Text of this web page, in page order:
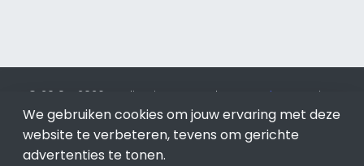
© 2019 - 2026 Realisatie en SEO door SEO-bureau
Lion
Internet. Betaal alleen voor bewezen resultaten?SEO
optimalisatie No Cure No Pay.Houtenis onderdeel van Lion
Internet.
We gebruiken cookies om jouw ervaring met deze
website te verbeteren, tevens om gerichte
advertenties te tonen.